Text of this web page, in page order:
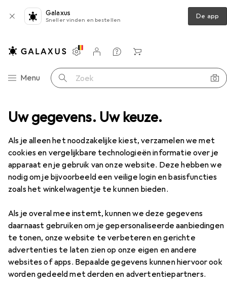
Uw gegevens. Uw keuze.
Als je alleen het noodzakelijke kiest, verzamelen we met
cookies en vergelijkbare technologieën informatie over je
apparaat en je gebruik van onze website. Deze hebben we
nodig om je bijvoorbeeld een veilige login en basisfuncties
zoals het winkelwagentje te kunnen bieden.
Als je overal mee instemt, kunnen we deze gegevens
daarnaast gebruiken om je gepersonaliseerde aanbiedingen
te tonen, onze website te verbeteren en gerichte
advertenties te laten zien op onze eigen en andere
websites of apps. Bepaalde gegevens kunnen hiervoor ook
worden gedeeld met derden en advertentiepartners.
Galaxus
Sneller vinden en bestellen De app
Categorie navigatie
Menu Zoek op
Instellingen
Klantenaccount
Produktvergelijking
Verlanglijstje
Winkelmandje
fietsbuizen Fietsbuis Continental MTB Licht
EUR
21,24
ContinentalMTB Licht
Schrader (AV), 27.5", 40 mm
Accessoires voor Continental
MTB Licht